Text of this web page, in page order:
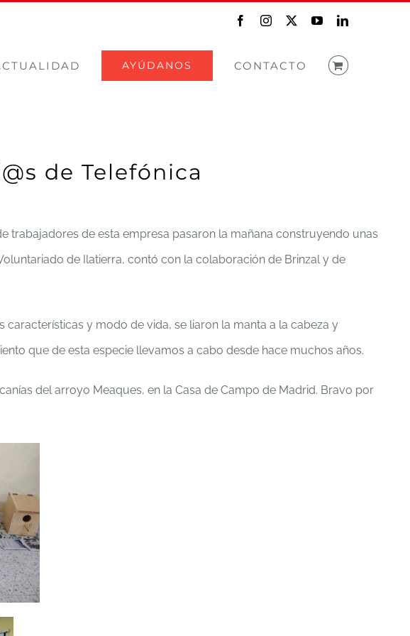
FacebookInstagram YouTubeLinkedIn
AYÚDANOS CONTACTO
de Telefónica
trabajadores de esta empresa pasaron la mañana construyendo unas
de Ilatierra, contó con la colaboración de Brinzal y de
y modo de vida, se liaron la manta a la cabeza y
que de esta especie llevamos a cabo desde hace muchos años.
del arroyo Meaques, en la Casa de Campo de Madrid. Bravo por